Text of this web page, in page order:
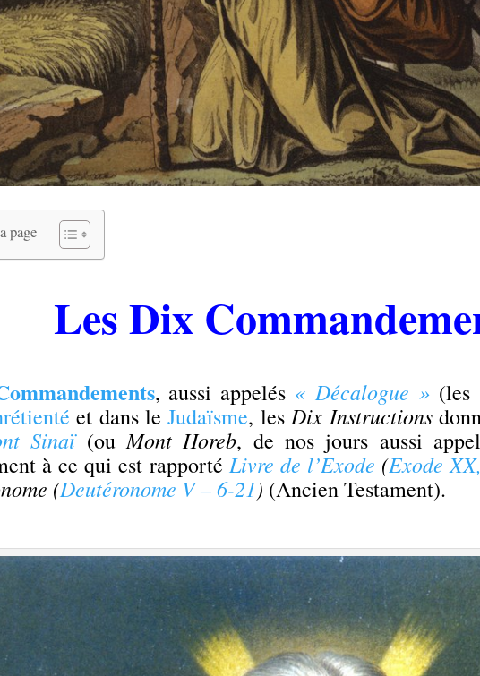
page
Les Dix
, aussi appelés « Décalogue » (les
et dans leJudaïsme, lesDix Instructions
Sinaï(ouMont Horeb, de nos jours aussi
à ce qui est rapporté Livre de l’Exode (Exode
(Deutéronome V – 6-21) (Ancien Testament).